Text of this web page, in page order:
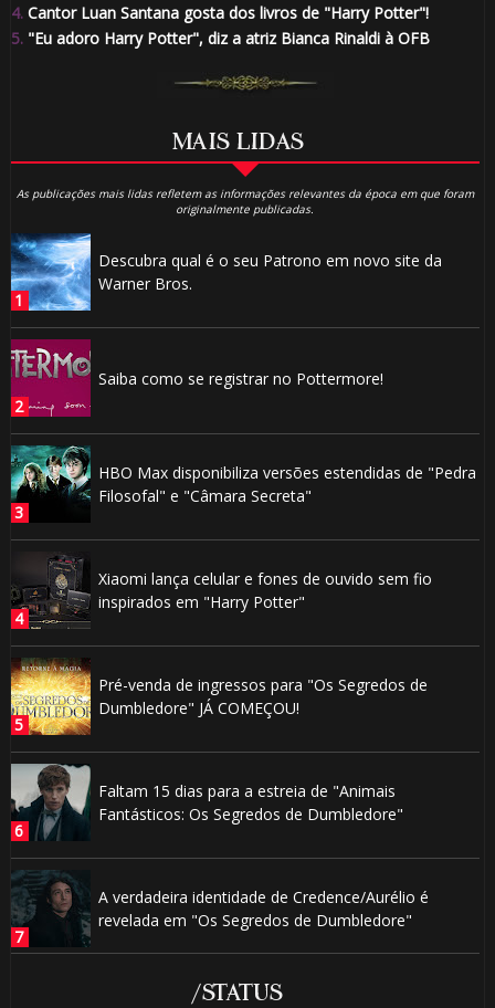
4.Cantor Luan Santana gosta dos livros de "Harry Potter"!
5."Eu adoro Harry Potter", diz a atriz Bianca Rinaldi à OFB
MAIS LIDAS
As publicações mais lidas refletem as informações relevantes da época em que foram
originalmente publicadas.
Descubra qual é o seu Patrono em novo site da
Warner Bros.
Saiba como se registrar no Pottermore!
HBO Max disponibiliza versões estendidas de "Pedra
Filosofal" e "Câmara Secreta"
Xiaomi lança celular e fones de ouvido sem fio
inspirados em "Harry Potter"
Pré-venda de ingressos para "Os Segredos de
Dumbledore" JÁ COMEÇOU!
Faltam 15 dias para a estreia de "Animais
Fantásticos: Os Segredos de Dumbledore"
A verdadeira identidade de Credence/Aurélio é
revelada em "Os Segredos de Dumbledore"
/STATUS